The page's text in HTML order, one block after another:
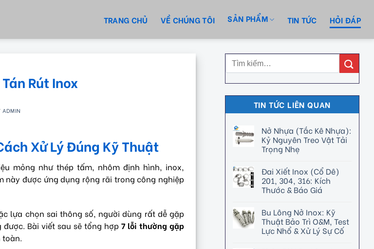
TRANG CHỦ VỀ CHÚNG TÔI SẢN PHẨM TIN TỨC HỎI ĐÁP
Rút Inox
ADMIN
Xử Lý Đúng Kỹ Thuật
mỏng như thép tấm, nhôm định hình, inox,
được ứng dụng rộng rãi trong công nghiệp
lựa chọn sai thông số, người dùng rất dễ gặp
được. Bài viết sau sẽ tổng hợp7 lỗi thường gặp
toàn.
TIN TỨC LIÊN QUAN
Nở Nhựa (Tắc Kê Nhựa):
Kỷ Nguyên Treo Vật Tải
Trọng Nhẹ
Đai Xiết Inox (Cổ Dê)
201, 304, 316: Kích
Thước & Báo Giá
Bu Lông Nở Inox: Kỹ
Thuật Bảo Trì O&M, Test
Lực Nhổ & Xử Lý Sự Cố